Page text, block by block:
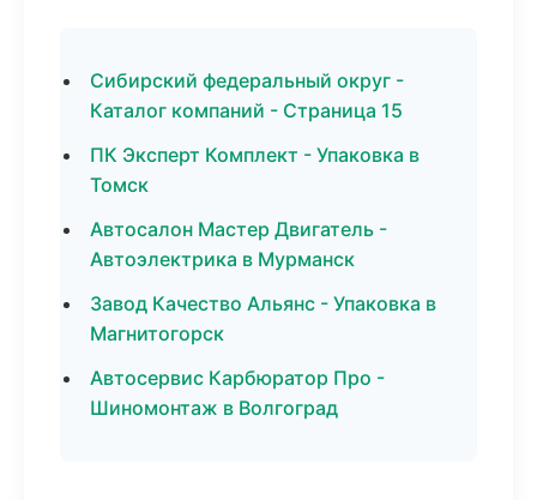
Сибирский федеральный округ -
Каталог компаний - Страница 15
ПК Эксперт Комплект - Упаковка в
Томск
Автосалон Мастер Двигатель -
Автоэлектрика в Мурманск
Завод Качество Альянс - Упаковка в
Магнитогорск
Автосервис Карбюратор Про -
Шиномонтаж в Волгоград